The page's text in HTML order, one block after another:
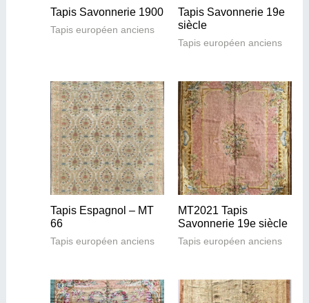
Tapis Savonnerie 1900
Tapis européen anciens
Tapis Savonnerie 19e
siècle
Tapis européen anciens
Tapis Espagnol – MT
66
Tapis européen anciens
MT2021 Tapis
Savonnerie 19e siècle
Tapis européen anciens